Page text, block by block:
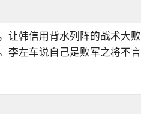
让韩信用背水列阵的战术大败
李左车说自己是败军之将不言